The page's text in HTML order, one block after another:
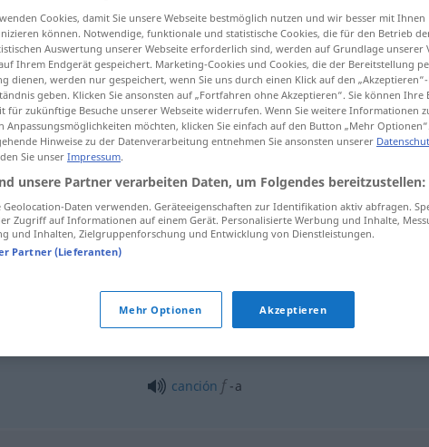
antippen)
pegadizo
pegadizo melodía
canción f-a
Cookies, damit Sie unsere Webseite bestmöglich nutzen und wir besser mit Ihnen
können. Notwendige, funktionale und statistische Cookies, die für den Betrieb
Auswertung unserer Webseite erforderlich sind, werden auf Grundlage unserer
Ihrem Endgerät gespeichert. Marketing-Cookies und Cookies, die der Bereitstellung
dienen, werden nur gespeichert, wenn Sie uns durch einen Klick auf den
geben. Klicken Sie ansonsten auf „Fortfahren ohne Akzeptieren“. Sie können Ihre
für zukünftige Besuche unserer Webseite widerrufen. Wenn Sie weitere Informationen
Anpassungsmöglichkeiten möchten, klicken Sie einfach auf den Button „Mehr Optionen“.
Hinweise zu der Datenverarbeitung entnehmen Sie ansonsten unserer
Sie unser Impressum.
unsere Partner verarbeiten Daten, um Folgendes bereitzustellen:
Geolocation-Daten verwenden. Geräteeigenschaften zur Identifikation aktiv abfragen.
Zugriff auf Informationen auf einem Gerät. Personalisierte Werbung und Inhalte,
und Inhalten, Zielgruppenforschung und Entwicklung von Dienstleistungen.
Partner (Lieferanten)
Mehr Optionen Akzeptieren